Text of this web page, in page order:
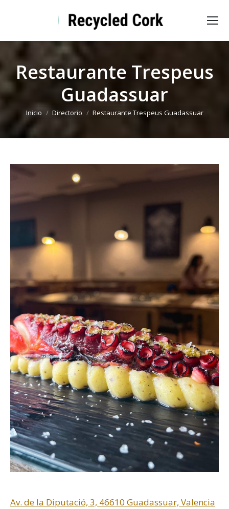
Restaurante Trespeus
Guadassuar
Estás aquí:
Inicio Directorio Restaurante Trespeus Guadassuar
Av. de la Diputació, 3, 46610 Guadassuar, Valencia